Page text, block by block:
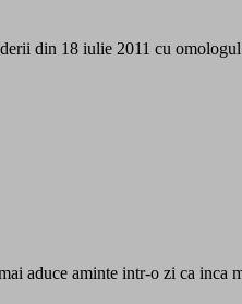
din 18 iulie 2011 cu
aduce aminte intr-o zi ca inca